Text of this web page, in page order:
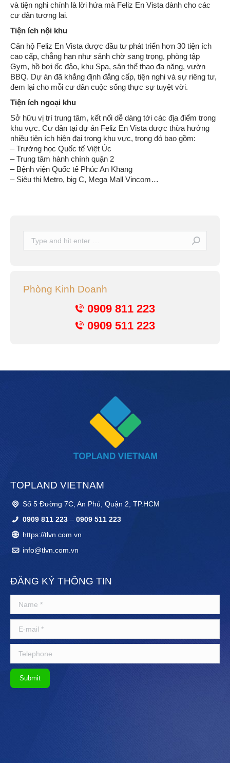
và tiện nghi chính là lời hứa mà Feliz En Vista dành cho các
cư dân tương lai.
Tiện ích nội khu
Căn hộ Feliz En Vista được đầu tư phát triển hơn 30 tiện ích
cao cấp, chẳng hạn như sảnh chờ sang trọng, phòng tập
Gym, hồ bơi ốc đảo, khu Spa, sân thể thao đa năng, vườn
BBQ. Dự án đã khẳng định đẳng cấp, tiện nghi và sự riêng tư,
đem lại cho mỗi cư dân cuộc sống thực sự tuyệt vời.
Tiện ích ngoại khu
Sở hữu vị trí trung tâm, kết nối dễ dàng tới các địa điểm trong
khu vực. Cư dân tại dự án Feliz En Vista được thừa hưởng
nhiều tiện ích hiện đại trong khu vực, trong đó bao gồm:
– Trường học Quốc tế Việt Úc
– Trung tâm hành chính quận 2
– Bệnh viện Quốc tế Phúc An Khang
– Siêu thị Metro, big C, Mega Mall Vincom…
Phòng Kinh Doanh
0909 811 223
0909 511 223
TOPLAND VIETNAM
Số 5 Đường 7C, An Phú, Quận 2, TP.HCM
0909 811 223– 0909 511 223
https://tlvn.com.vn
info@tlvn.com.vn
ĐĂNG KÝ THÔNG TIN
Submit